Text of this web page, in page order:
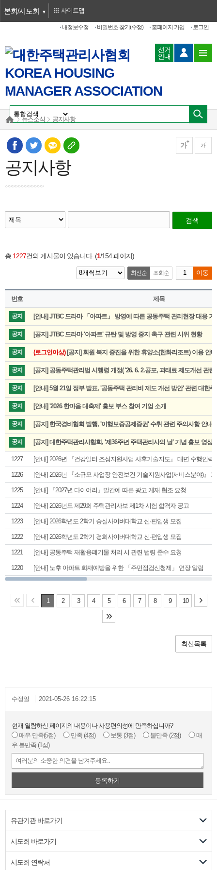
본회/시도회
로그인
홈페이지 가입
비밀번호 찾기(수정)
내정보수정
사이트맵
선거
안내
뉴스소식 공지사항
가 가
공지사항
검색
총 1227건의 게시물이 있습니다. (1/154 페이지)
최신순 조회순 이동
번호 제목
공지 [안내] JTBC 드라마 「아파트」 방영에 따른 공동주택 관리현장 대응
공지 [공지] JTBC 드라마 '아파트' 규탄 및 방영 중지 촉구 관련 시위 현황
공지 (로그인이상)[공지] 회원 복지 증진을 위한 휴양소(한화리조트) 이용 안내
공지 [공지] 공동주택관리법 시행령 개정( '26. 6. 2.공포, 과태료 제도개선 관련
공지 [안내] 5월 21일 정부 발표, '공동주택 관리비 제도 개선 방안' 관련 대한
공지 [안내] '2026 한마음 대축제' 홍보 부스 참여 기업 소개
공지 [공지] 한국경비협회 발행, '이행보증공제증권' 수취 관련 주의사항 안내
공지 [공지] 대한주택관리사협회, '제36주년 주택관리사의 날' 기념 홍보 영상
1227 [안내] 2026년 『건강일터 조성지원사업 사후기술지도』 대면 수행인력
1226 [안내] 2026년 『소규모 사업장 안전보건 기술지원사업(서비스분야)』
1225 [안내] 『2027년 다이어리』발간에 따른 광고 게재 협조 요청
1224 [안내] 2026년도 제29회 주택관리사보 제1차 시험 합격자 공고
1223 [안내] 2026학년도 2학기 숭실사이버대학교 신·편입생 모집
1222 [안내] 2026학년도 2학기 경희사이버대학교 신·편입생 모집
1221 [안내] 공동주택 재활용폐기물 처리 시 관련 법령 준수 요청
1220 [안내] 노후 아파트 화재예방을 위한 「주민점검신청제」 연장 알림
« ‹ 1 2 3 4 5 6 7 8 9 10
›
»
최신목록
수정일 2021-05-26 16:22:15
현재 열람하신 페이지의 내용이나 사용편의성에 만족하십니까?
매우 만족(5점) 만족 (4점) 보통 (3점) 불만족 (2점)
매
우 불만족 (1점)
등록하기
유관기관 바로가기
시도회 바로가기
시도회 연락처